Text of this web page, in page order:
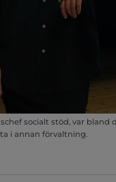
socialt stöd, var bland
i annan förvaltning.